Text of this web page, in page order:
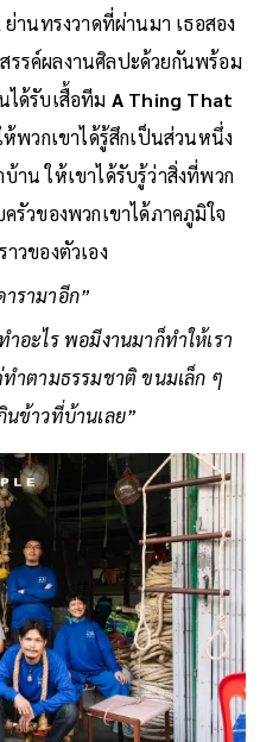
ย่านทรงวาดที่ผ่านมา เธอสอง
รค์ผลงานศิลปะด้วยกันพร้อม
ได้รับเสื้อทีม A Thing That
พวกเขาได้รู้สึกเป็นส่วนหนึ่ง
าน ให้เขาได้รับรู้ว่าสิ่งที่พวก
รัวของพวกเขาได้ภาคภูมิใจ
วของตัวเอง
รามาอีก”
ำอะไร พอมีงานมาก็ทำให้เรา
ำตามธรรมชาติ ขนมเล็ก ๆ
ข้าวที่บ้านเลย”